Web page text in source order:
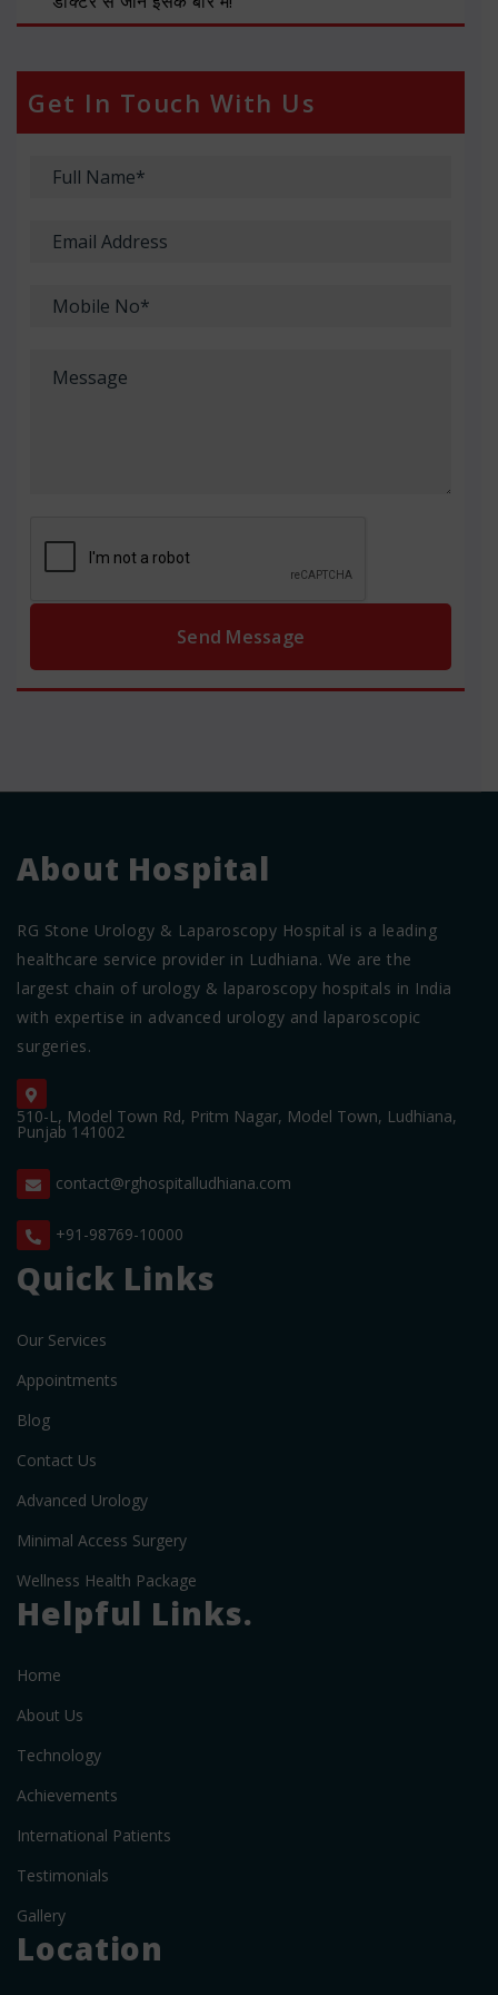
Get In Touch With Us
About Hospital
RG Stone Urology & Laparoscopy Hospital is a leading
healthcare service provider in Ludhiana. We are the
largest chain of urology & laparoscopy hospitals in India
with expertise in advanced urology and laparoscopic
surgeries.
510-L, Model Town Rd, Pritm Nagar, Model Town, Ludhiana,
Punjab 141002
contact@rghospitalludhiana.com
+91-98769-10000
Quick Links
Our Services
Appointments
Blog
Contact Us
Advanced Urology
Minimal Access Surgery
Wellness Health Package
Helpful Links.
Home
About Us
Technology
Achievements
International Patients
Testimonials
Gallery
Location